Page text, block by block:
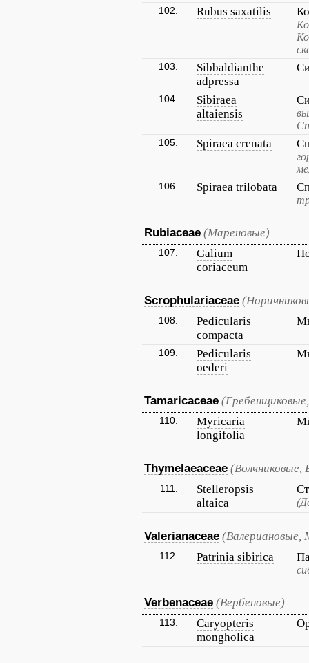
102. Rubus saxatilis
103.
Sibbaldianthe
adpressa
104.
Sibiraea
altaiensis
105. Spiraea crenata
106. Spiraea trilobata
Rubiaceae (Мареновые)
107.
Galium
coriaceum
Scrophulariaceae
108.
Pedicularis
compacta
109.
Pedicularis
oederi
Tamaricaceae
110.
Myricaria
longifolia
Thymelaeaceae (Волчниковые,
111.
Stelleropsis
altaica
Valerianaceae (Валериановые,
112. Patrinia sibirica
Verbenaceae (Вербеновые)
113.
Caryopteris
mongholica